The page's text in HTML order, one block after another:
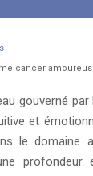
cancer
gouverné
et
le domaine
profondeur